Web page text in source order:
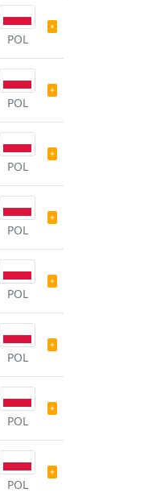
POL
POL
POL
POL
POL
POL
POL
POL